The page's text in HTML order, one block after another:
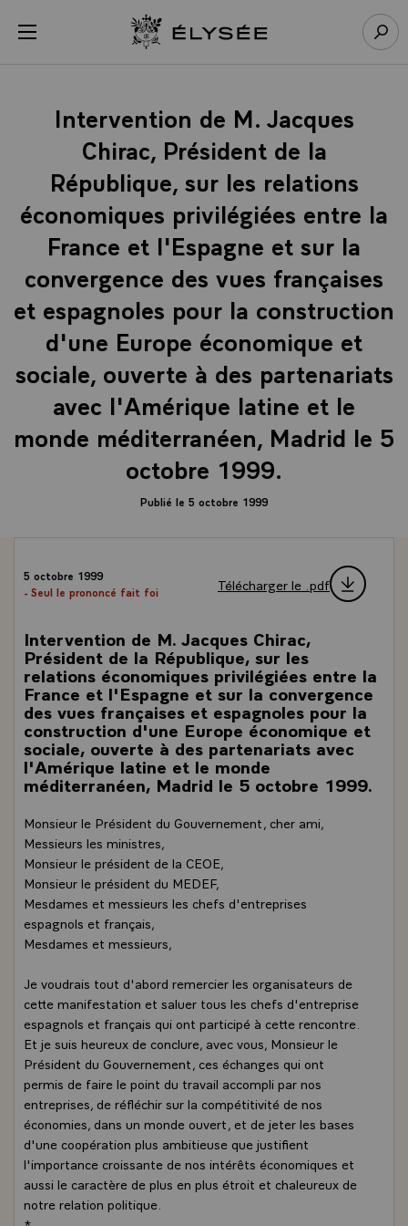
menu Retour à l’accueil Élysée
Intervention de M. Jacques
Chirac, Président de la
République, sur les relations
économiques privilégiées entre la
France et l'Espagne et sur la
convergence des vues françaises
et espagnoles pour la construction
d'une Europe économique et
sociale, ouverte à des partenariats
avec l'Amérique latine et le
monde méditerranéen, Madrid le 5
octobre 1999.
Publié le 5 octobre 1999
5 octobre 1999
- Seul le prononcé fait foi
Télécharger le .pdf
Intervention de M. Jacques Chirac,
Président de la République, sur les
relations économiques privilégiées entre la
France et l'Espagne et sur la convergence
des vues françaises et espagnoles pour la
construction d'une Europe économique et
sociale, ouverte à des partenariats avec
l'Amérique latine et le monde
méditerranéen, Madrid le 5 octobre 1999.
Monsieur le Président du Gouvernement, cher ami,
Messieurs les ministres,
Monsieur le président de la CEOE,
Monsieur le président du MEDEF,
Mesdames et messieurs les chefs d'entreprises
espagnols et français,
Mesdames et messieurs,
Je voudrais tout d'abord remercier les organisateurs de
cette manifestation et saluer tous les chefs d'entreprise
espagnols et français qui ont participé à cette rencontre.
Et je suis heureux de conclure, avec vous, Monsieur le
Président du Gouvernement, ces échanges qui ont
permis de faire le point du travail accompli par nos
entreprises, de réfléchir sur la compétitivité de nos
économies, dans un monde ouvert, et de jeter les bases
d'une coopération plus ambitieuse que justifient
l'importance croissante de nos intérêts économiques et
aussi le caractère de plus en plus étroit et chaleureux de
notre relation politique.
Panneau de gestion des cookies